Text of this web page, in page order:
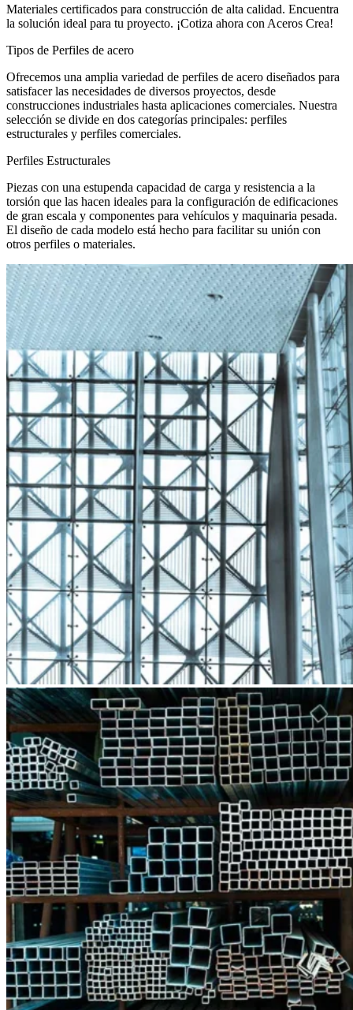
Materiales certificados para construcción de alta calidad. Encuentra
la solución ideal para tu proyecto. ¡Cotiza ahora con Aceros Crea!
Tipos de Perfiles de acero
Ofrecemos una amplia variedad de perfiles de acero diseñados para
satisfacer las necesidades de diversos proyectos, desde
construcciones industriales hasta aplicaciones comerciales. Nuestra
selección se divide en dos categorías principales: perfiles
estructurales y perfiles comerciales.
Perfiles Estructurales
Piezas con una estupenda capacidad de carga y resistencia a la
torsión que las hacen ideales para la configuración de edificaciones
de gran escala y componentes para vehículos y maquinaria pesada.
El diseño de cada modelo está hecho para facilitar su unión con
otros perfiles o materiales.